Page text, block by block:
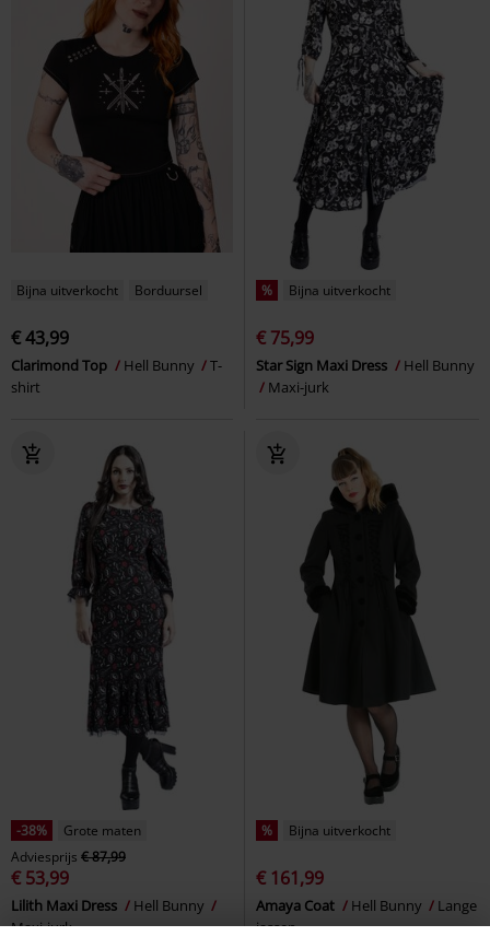
Bijna uitverkocht Borduursel
€ 43,99
Clarimond Top Hell Bunny
T-
shirt
% Bijna uitverkocht
€ 75,99
Star Sign Maxi Dress
Hell Bunny
Maxi-jurk
-38%
Grote maten
Adviesprijs € 87,99
€ 53,99
Lilith Maxi Dress
Hell Bunny
Maxi-jurk
% Bijna uitverkocht
€ 161,99
Amaya Coat Hell Bunny
Lange
jassen